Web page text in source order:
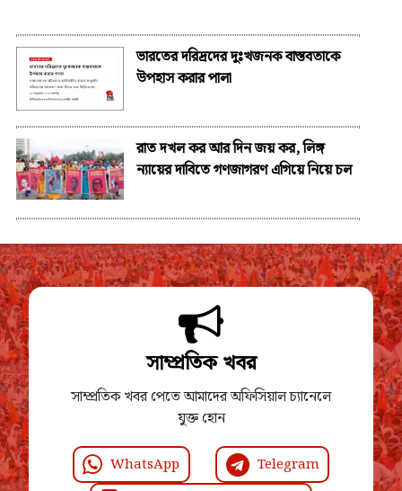
ভারতের দরিদ্রদের দুঃখজনক বাস্তবতাকে
উপহাস করার পালা
রাত দখল কর আর দিন জয় কর, লিঙ্গ
ন্যায়ের দাবিতে গণজাগরণ এগিয়ে নিয়ে চল
সাম্প্রতিক খবর
সাম্প্রতিক খবর পেতে আমাদের অফিসিয়াল চ্যানেলে
যুক্ত হোন
WhatsApp
Telegram